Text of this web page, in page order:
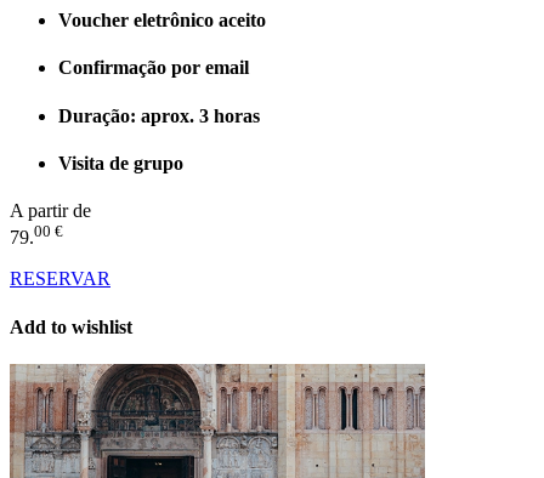
Voucher eletrônico aceito
Confirmação por email
Duração: aprox. 3 horas
Visita de grupo
A partir de
79.00 €
RESERVAR
Add to wishlist